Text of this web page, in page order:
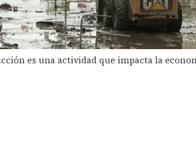
es una actividad que impacta la